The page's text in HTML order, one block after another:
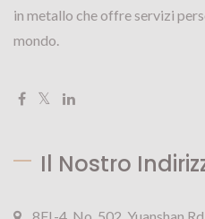
in metallo che offre servizi
mondo.
Il Nostro